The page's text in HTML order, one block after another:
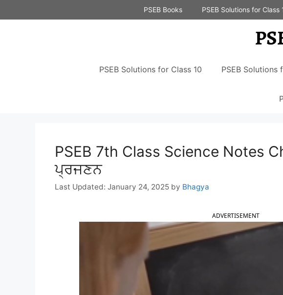
to
PSEB Books PSEB Solutions for Class
PSEB Solutions for Class 10 PSEB Solutions
PSEB 7th Class Science Notes
ਪ੍ਰਜਣਨ
January 24, 2025 by Bhagya
ADVERTISEMENT